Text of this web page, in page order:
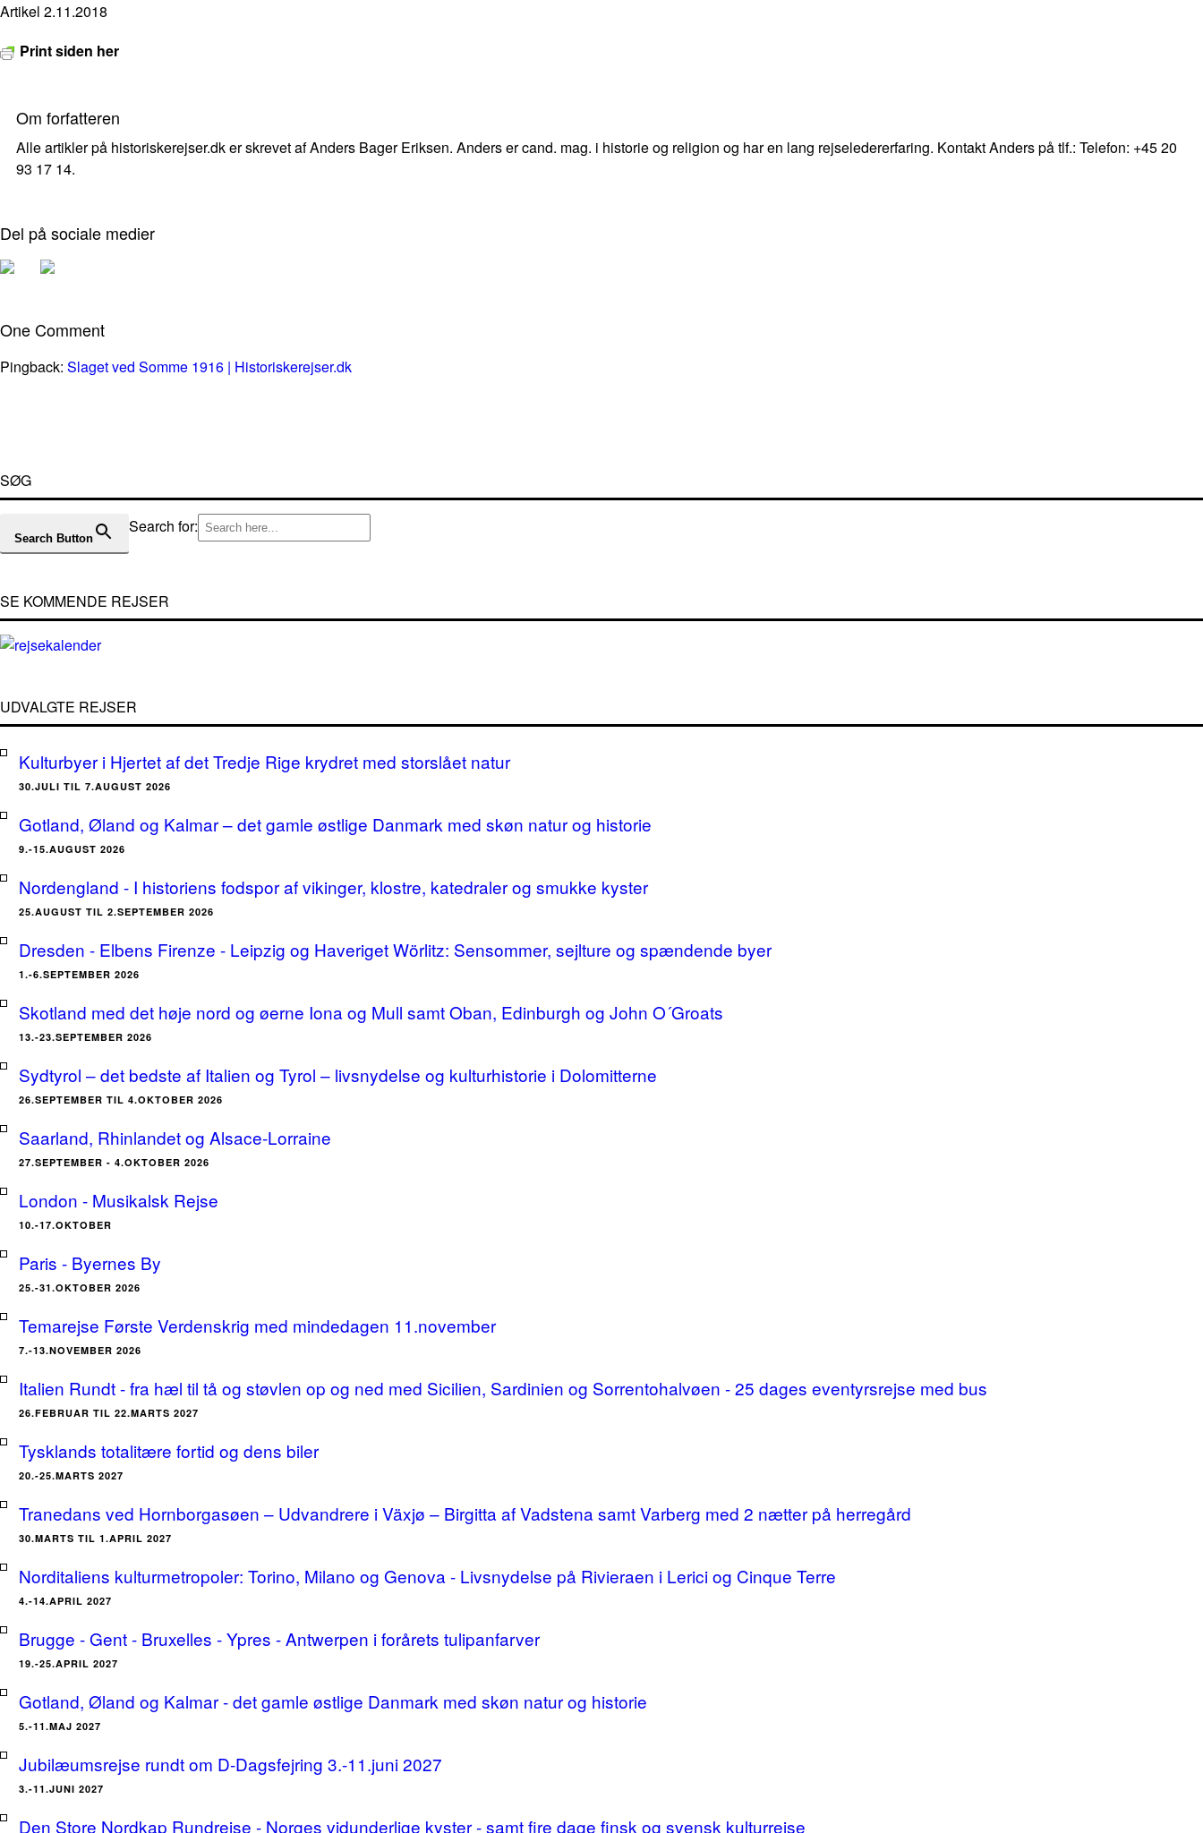
Artikel 2.11.2018
Print siden her
Om forfatteren
Alle artikler på historiskerejser.dk er skrevet af Anders Bager Eriksen. Anders er cand. mag. i historie og religion og har en lang rejseledererfaring. Kontakt Anders på tlf.: Telefon: +45 20
93 17 14.
Del på sociale medier
One Comment
Pingback: Slaget ved Somme 1916 | Historiskerejser.dk
SØG
Search for:
Search Button
SE KOMMENDE REJSER
UDVALGTE REJSER
Kulturbyer i Hjertet af det Tredje Rige krydret med storslået natur
30.JULI TIL 7.AUGUST 2026
Gotland, Øland og Kalmar – det gamle østlige Danmark med skøn natur og historie
9.-15.AUGUST 2026
Nordengland - I historiens fodspor af vikinger, klostre, katedraler og smukke kyster
25.AUGUST TIL 2.SEPTEMBER 2026
Dresden - Elbens Firenze - Leipzig og Haveriget Wörlitz: Sensommer, sejlture og spændende byer
1.-6.SEPTEMBER 2026
Skotland med det høje nord og øerne Iona og Mull samt Oban, Edinburgh og John O´Groats
13.-23.SEPTEMBER 2026
Sydtyrol – det bedste af Italien og Tyrol – livsnydelse og kulturhistorie i Dolomitterne
26.SEPTEMBER TIL 4.OKTOBER 2026
Saarland, Rhinlandet og Alsace-Lorraine
27.SEPTEMBER - 4.OKTOBER 2026
London - Musikalsk Rejse
10.-17.OKTOBER
Paris - Byernes By
25.-31.OKTOBER 2026
Temarejse Første Verdenskrig med mindedagen 11.november
7.-13.NOVEMBER 2026
Italien Rundt - fra hæl til tå og støvlen op og ned med Sicilien, Sardinien og Sorrentohalvøen - 25 dages eventyrsrejse med bus
26.FEBRUAR TIL 22.MARTS 2027
Tysklands totalitære fortid og dens biler
20.-25.MARTS 2027
Tranedans ved Hornborgasøen – Udvandrere i Växjø – Birgitta af Vadstena samt Varberg med 2 nætter på herregård
30.MARTS TIL 1.APRIL 2027
Norditaliens kulturmetropoler: Torino, Milano og Genova - Livsnydelse på Rivieraen i Lerici og Cinque Terre
4.-14.APRIL 2027
Brugge - Gent - Bruxelles - Ypres - Antwerpen i forårets tulipanfarver
19.-25.APRIL 2027
Gotland, Øland og Kalmar - det gamle østlige Danmark med skøn natur og historie
5.-11.MAJ 2027
Jubilæumsrejse rundt om D-Dagsfejring 3.-11.juni 2027
3.-11.JUNI 2027
Den Store Nordkap Rundrejse - Norges vidunderlige kyster - samt fire dage finsk og svensk kulturrejse